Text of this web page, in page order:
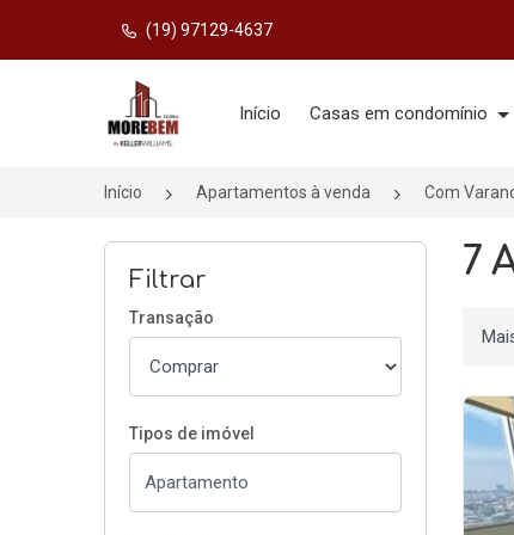
(19) 97129-4637
Página inicial
Início Casas em condomínio
Início Apartamentos à venda Com
Filtrar
Transação
Tipos de imóvel
7